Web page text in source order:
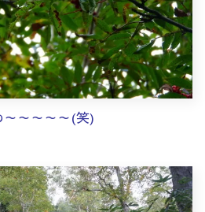
～～～～～(笑)